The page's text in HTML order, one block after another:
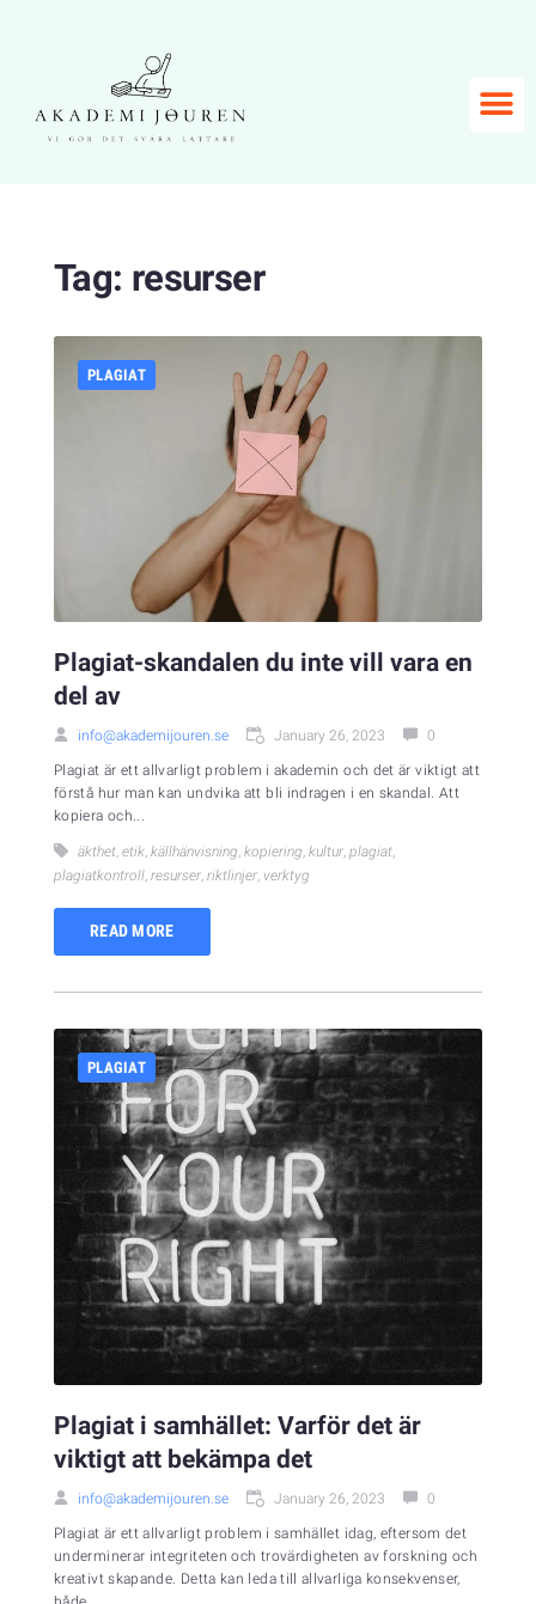
Tag: resurser
PLAGIAT
Plagiat-skandalen du inte vill vara en
del av
info@akademijouren.se January 26, 2023 0
Plagiat är ett allvarligt problem i akademin och det är viktigt att
förstå hur man kan undvika att bli indragen i en skandal. Att
kopiera och...
äkthet etik källhänvisning kopiering kultur plagiat
plagiatkontroll resurser riktlinjer verktyg
READ MORE
PLAGIAT
Plagiat i samhället: Varför det är
viktigt att bekämpa det
info@akademijouren.se January 26, 2023 0
Plagiat är ett allvarligt problem i samhället idag, eftersom det
underminerar integriteten och trovärdigheten av forskning och
kreativt skapande. Detta kan leda till allvarliga konsekvenser,